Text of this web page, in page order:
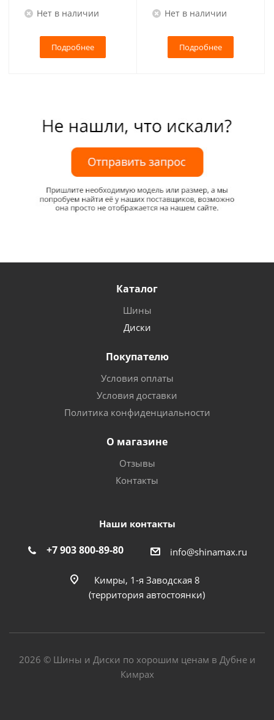
Нет в наличии
Подробнее
Нет в наличии
Подробнее
Каталог
Шины
Диски
Покупателю
Условия оплаты
Условия доставки
Политика конфиденциальности
О магазине
Отзывы
Контакты
Наши контакты
+7 903 800-89-80 info@shinamax.ru
Кимры, 1-я Заводская 8
(территория автостоянки)
2026 © Шины и Диски по хорошим ценам в Дубне и
Кимрах